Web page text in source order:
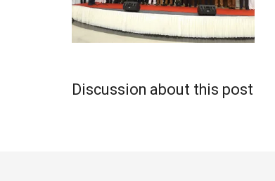
Discussion about this post